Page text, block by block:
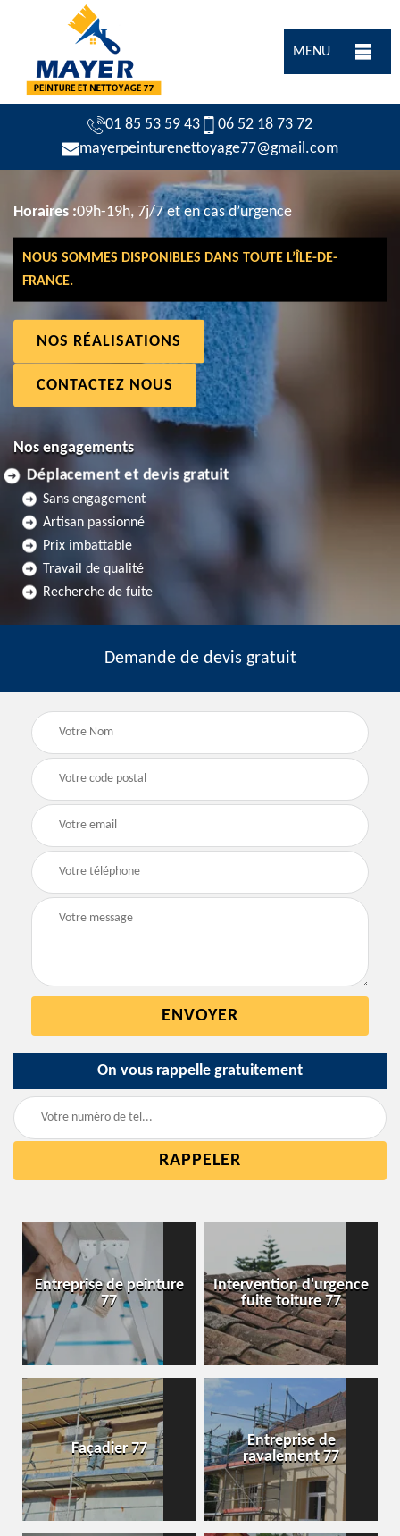
MENU
01 85 53 59 43
06 52 18 73 72
mayerpeinturenettoyage77@gmail.com
Horaires :09h-19h, 7j/7 et en cas d’urgence
NOUS SOMMES DISPONIBLES DANS TOUTE L’ÎLE-DE-
FRANCE.
NOS RÉALISATIONS
CONTACTEZ NOUS
Nos engagements
Déplacement et devis gratuit
Sans engagement
Artisan passionné
Prix imbattable
Travail de qualité
Recherche de fuite
Demande de devis gratuit
On vous rappelle gratuitement
Entreprise de peinture
77
Intervention d'urgence
fuite toiture 77
Façadier 77
Entreprise de
ravalement 77